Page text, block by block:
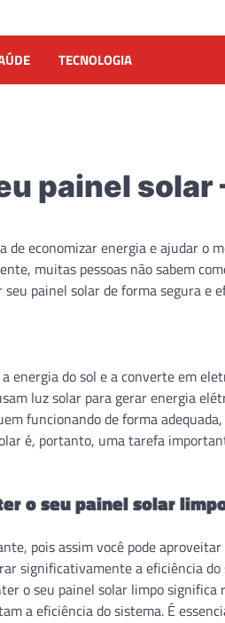
TECNOLOGIA
painel solar
de economizar energia e ajudar o
muitas pessoas não sabem
painel solar de forma segura e
energia do sol e a converte em
luz solar para gerar energia
funcionando de forma
é, portanto, uma tarefa
o seu painel solar
pois assim você pode
significativamente a eficiência
o seu painel solar limpo
a eficiência do sistema. É